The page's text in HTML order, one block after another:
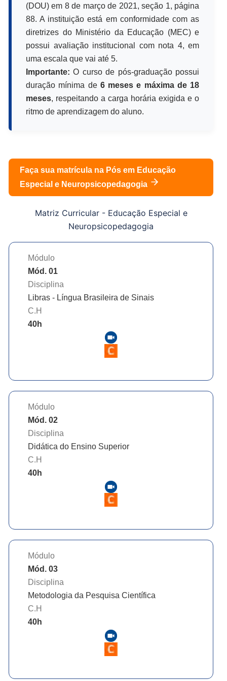
(DOU) em 8 de março de 2021, seção 1, página
88. A instituição está em conformidade com as
diretrizes do Ministério da Educação (MEC) e
possui avaliação institucional com nota 4, em
uma escala que vai até 5.
Importante: O curso de pós-graduação possui
duração mínima de 6 meses e máxima de 18
meses, respeitando a carga horária exigida e o
ritmo de aprendizagem do aluno.
Faça sua matrícula na Pós em Educação
Especial e Neuropsicopedagogia
Matriz Curricular - Educação Especial e
Neuropsicopedagogia
Módulo
Mód. 01
Disciplina
Libras - Língua Brasileira de Sinais
C.H
40h
Módulo
Mód. 02
Disciplina
Didática do Ensino Superior
C.H
40h
Módulo
Mód. 03
Disciplina
Metodologia da Pesquisa Científica
C.H
40h